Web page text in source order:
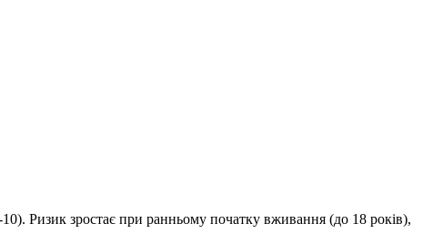
Ризик зростає при ранньому початку вживання (до 18 років),